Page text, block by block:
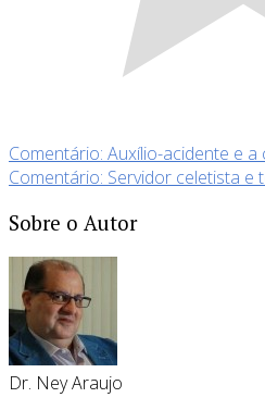
Comentário: Auxílio-acidente e
Comentário: Servidor celetista e
Sobre o Autor
Dr. Ney Araujo